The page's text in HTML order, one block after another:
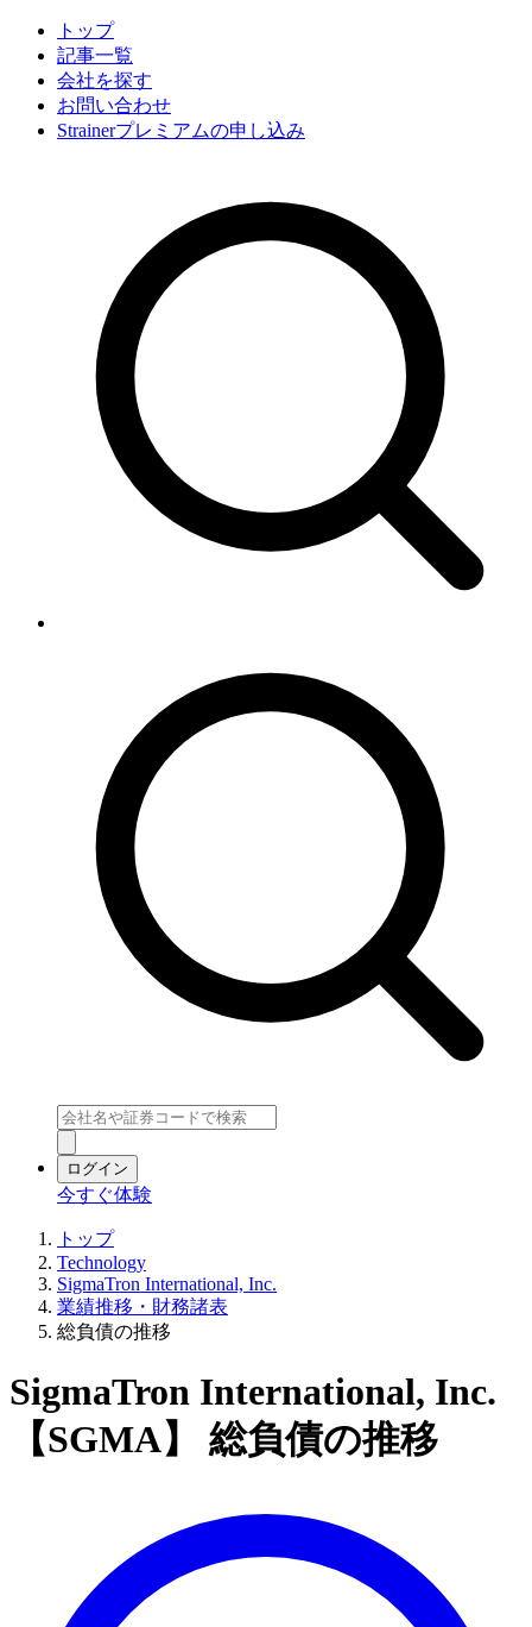
トップ
記事一覧
会社を探す
お問い合わせ
Strainerプレミアムの申し込み
ログイン
今すぐ体験
トップ
Technology
SigmaTron International, Inc.
業績推移・財務諸表
総負債の推移
SigmaTron International, Inc.
【SGMA】 総負債の推移